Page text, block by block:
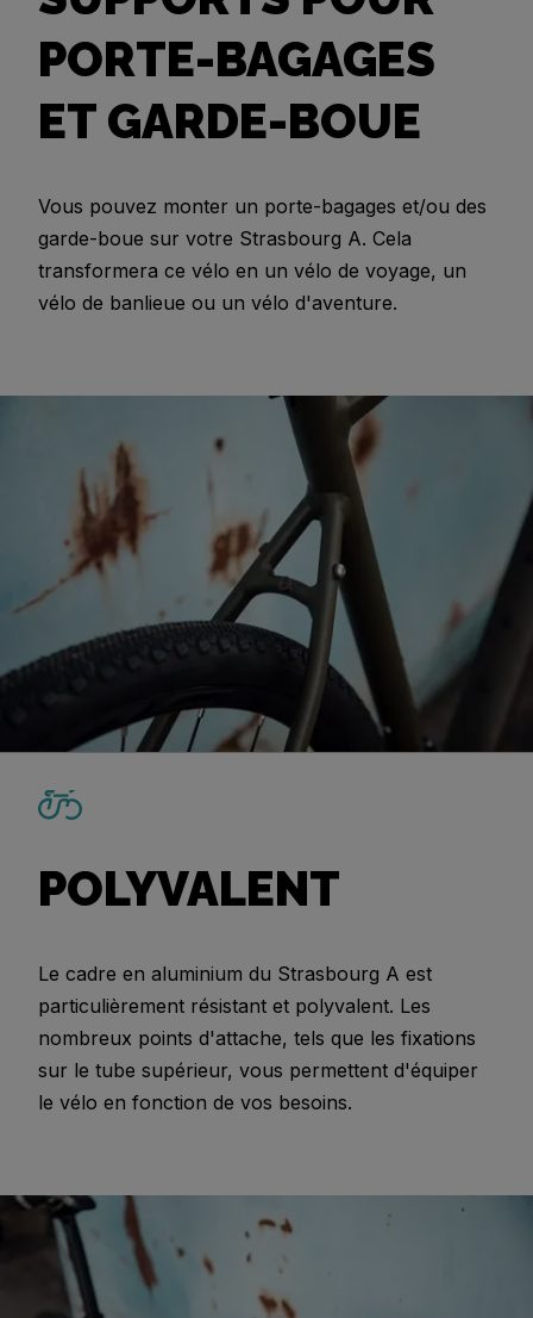
PORTE-BAGAGES
ET GARDE-BOUE
Vous pouvez monter un porte-bagages et/ou des
garde-boue sur votre Strasbourg A. Cela
transformera ce vélo en un vélo de voyage, un
vélo de banlieue ou un vélo d'aventure.
POLYVALENT
Le cadre en aluminium du Strasbourg A est
particulièrement résistant et polyvalent. Les
nombreux points d'attache, tels que les fixations
sur le tube supérieur, vous permettent d'équiper
le vélo en fonction de vos besoins.